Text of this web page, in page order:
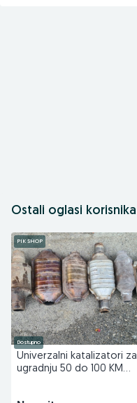
Ostali oglasi korisnika
PIK SHOP
Dostupno
Univerzalni katalizatori za
ugradnju 50 do 100 KM